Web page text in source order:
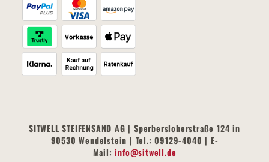
SITWELL STEIFENSAND AG | Sperbersloherstraße 124 in
90530 Wendelstein | Tel.: 09129-4040 | E-
Mail:info@sitwell.de